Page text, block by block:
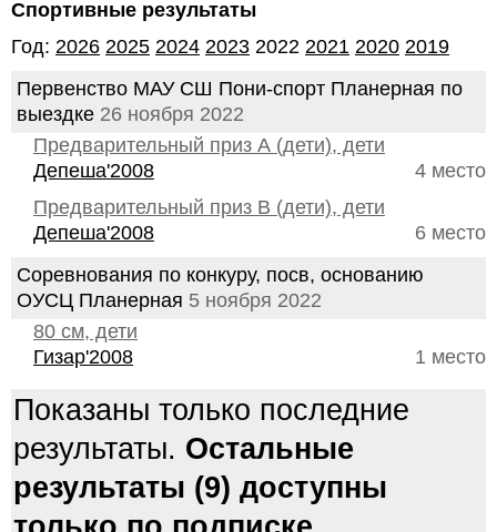
Спортивные результаты
Год: 2026 2025 2024 2023 2022 2021 2020 2019
Первенство МАУ СШ Пони-спорт Планерная по
выездке 26 ноября 2022
Предварительный приз А (дети), дети
4 место
Депеша'2008
Предварительный приз В (дети), дети
6 место
Депеша'2008
Соревнования по конкуру, посв, основанию
ОУСЦ Планерная 5 ноября 2022
80 см, дети
1 место
Гизар'2008
Показаны только последние
результаты. Остальные
результаты (9) доступны